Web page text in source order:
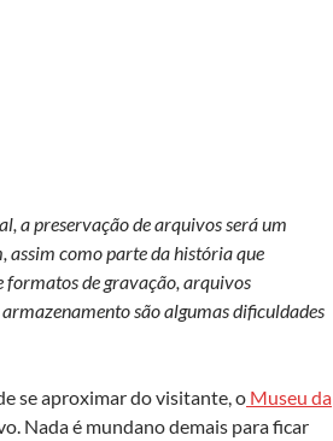
a preservação de arquivos será um
assim como parte da história que
de gravação, arquivos
são algumas dificuldades
se aproximar do visitante, o Museu da
Nada é mundano demais para ficar